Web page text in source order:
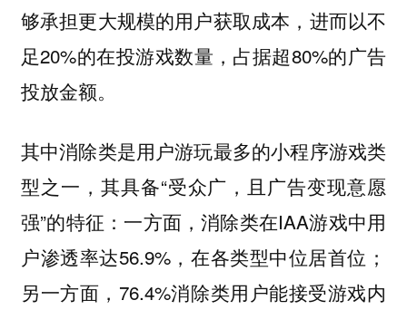
够承担更大规模的用户获取成本，进而以不
足20%的在投游戏数量，占据超80%的广告
投放金额。
其中消除类是用户游玩最多的小程序游戏类
型之一，其具备“受众广，且广告变现意愿
强”的特征：一方面，消除类在IAA游戏中用
户渗透率达56.9%，在各类型中位居首位；
另一方面，76.4%消除类用户能接受游戏内